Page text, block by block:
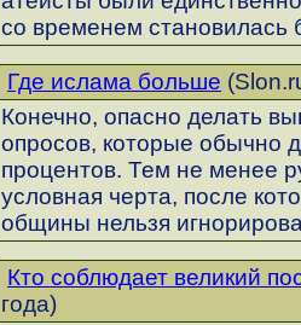
со временем становилась
Где ислама больше
Конечно, опасно делать
опросов, которые обычно
процентов. Тем не менее
условная черта, после
общины нельзя
Кто соблюдает великий
года)